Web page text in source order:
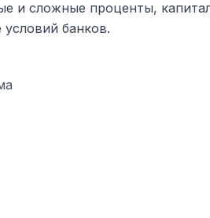
и сложные проценты,
банков.